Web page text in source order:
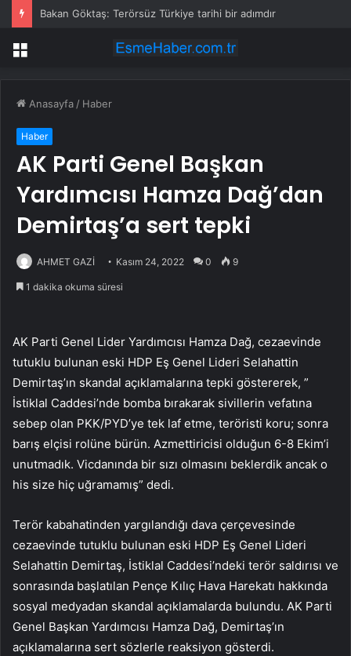
Bakan Göktaş: Terörsüz Türkiye tarihi bir adımdır
Menü
Anasayfa / Haber
Haber
AK Parti Genel Başkan
Yardımcısı Hamza Dağ’dan
Demirtaş’a sert tepki
AHMET GAZİ Kasım 24, 2022 0 9
1 dakika okuma süresi
AK Parti Genel Lider Yardımcısı Hamza Dağ, cezaevinde
tutuklu bulunan eski HDP Eş Genel Lideri Selahattin
Demirtaş’ın skandal açıklamalarına tepki göstererek, ”
İstiklal Caddesi’nde bomba bırakarak sivillerin vefatına
sebep olan PKK/PYD’ye tek laf etme, teröristi koru; sonra
barış elçisi rolüne bürün. Azmettiricisi olduğun 6-8 Ekim’i
unutmadık. Vicdanında bir sızı olmasını beklerdik ancak o
his size hiç uğramamış” dedi.
Terör kabahatinden yargılandığı dava çerçevesinde
cezaevinde tutuklu bulunan eski HDP Eş Genel Lideri
Selahattin Demirtaş, İstiklal Caddesi’ndeki terör saldırısı ve
sonrasında başlatılan Pençe Kılıç Hava Harekatı hakkında
sosyal medyadan skandal açıklamalarda bulundu. AK Parti
Genel Başkan Yardımcısı Hamza Dağ, Demirtaş’ın
açıklamalarına sert sözlerle reaksiyon gösterdi.